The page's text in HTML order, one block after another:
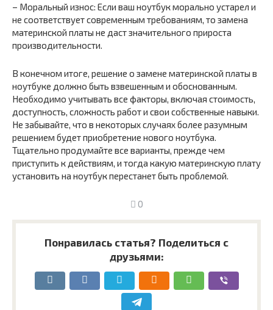
– Моральный износ: Если ваш ноутбук морально устарел и
не соответствует современным требованиям, то замена
материнской платы не даст значительного прироста
производительности.
В конечном итоге, решение о замене материнской платы в
ноутбуке должно быть взвешенным и обоснованным.
Необходимо учитывать все факторы, включая стоимость,
доступность, сложность работ и свои собственные навыки.
Не забывайте, что в некоторых случаях более разумным
решением будет приобретение нового ноутбука.
Тщательно продумайте все варианты, прежде чем
приступить к действиям, и тогда какую материнскую плату
установить на ноутбук перестанет быть проблемой.
0
Понравилась статья? Поделиться с
друзьями: